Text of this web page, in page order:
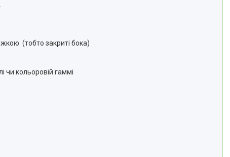
(тобто закриті бока)
чи кольоровій гаммі